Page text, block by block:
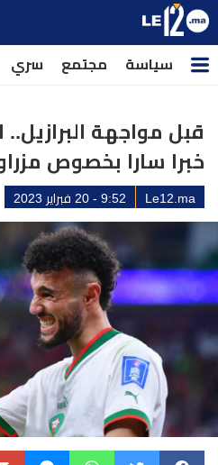
سياسة مجتمع سري
قبل مواجهة
خبرا سارا بخصوص
Le12.ma 9:52 - 20 فبراير 2023